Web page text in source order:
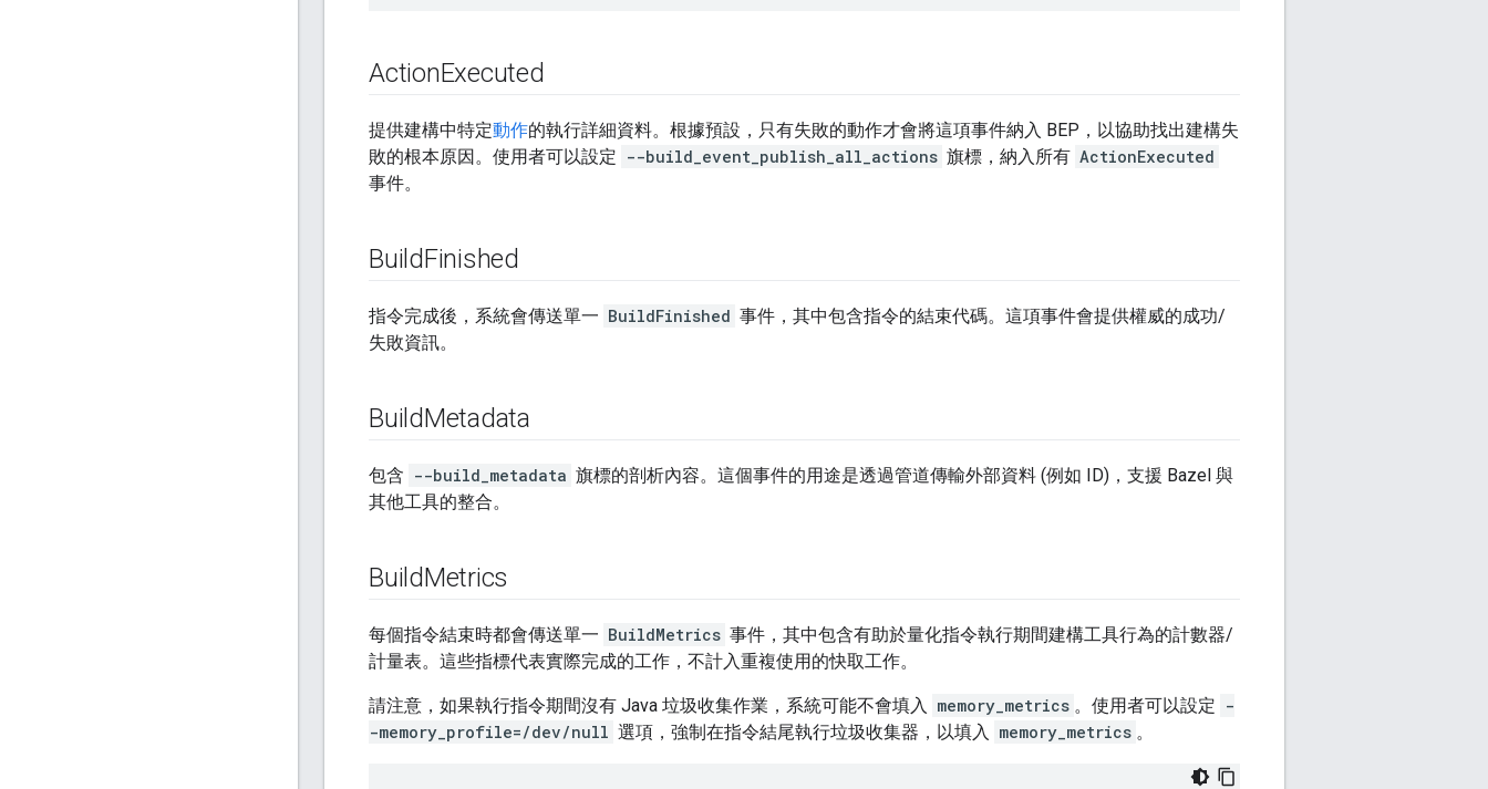
ActionExecuted
提供建構中特定動作的執行詳細資料。根據預設，只有失敗的動作才會將這項事件納入 BEP，以協助找出建構失
敗的根本原因。使用者可以設定 --build_event_publish_all_actions 旗標，納入所有 ActionExecuted
事件。
BuildFinished
指令完成後，系統會傳送單一 BuildFinished 事件，其中包含指令的結束代碼。這項事件會提供權威的成功/
失敗資訊。
BuildMetadata
包含 --build_metadata 旗標的剖析內容。這個事件的用途是透過管道傳輸外部資料 (例如 ID)，支援 Bazel 與
其他工具的整合。
BuildMetrics
每個指令結束時都會傳送單一 BuildMetrics 事件，其中包含有助於量化指令執行期間建構工具行為的計數器/
計量表。這些指標代表實際完成的工作，不計入重複使用的快取工作。
請注意，如果執行指令期間沒有 Java 垃圾收集作業，系統可能不會填入 memory_metrics 。使用者可以設定 -
-memory_profile=/dev/null 選項，強制在指令結尾執行垃圾收集器，以填入 memory_metrics 。